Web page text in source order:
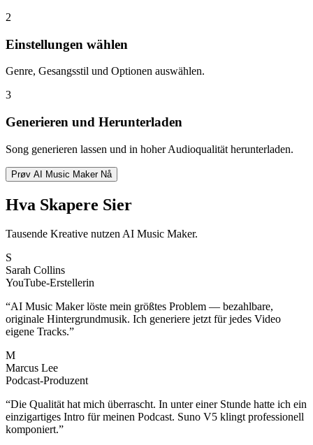
2
Einstellungen wählen
Genre, Gesangsstil und Optionen auswählen.
3
Generieren und Herunterladen
Song generieren lassen und in hoher Audioqualität herunterladen.
Prøv AI Music Maker Nå
Hva Skapere Sier
Tausende Kreative nutzen AI Music Maker.
S
Sarah Collins
YouTube-Erstellerin
“AI Music Maker löste mein größtes Problem — bezahlbare,
originale Hintergrundmusik. Ich generiere jetzt für jedes Video
eigene Tracks.”
M
Marcus Lee
Podcast-Produzent
“Die Qualität hat mich überrascht. In unter einer Stunde hatte ich ein
einzigartiges Intro für meinen Podcast. Suno V5 klingt professionell
komponiert.”